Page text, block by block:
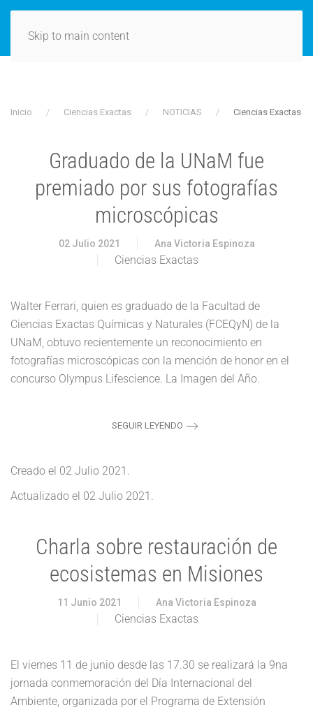
Skip to main content
Inicio Ciencias Exactas NOTICIAS Ciencias Exactas
Graduado de la UNaM fue
premiado por sus fotografías
microscópicas
02 Julio 2021 Ana Victoria Espinoza
Ciencias Exactas
Walter Ferrari, quien es graduado de la Facultad de
Ciencias Exactas Químicas y Naturales (FCEQyN) de la
UNaM, obtuvo recientemente un reconocimiento en
fotografías microscópicas con la mención de honor en el
concurso Olympus Lifescience. La Imagen del Año.
SEGUIR LEYENDO
Creado el 02 Julio 2021 .
Actualizado el 02 Julio 2021 .
Charla sobre restauración de
ecosistemas en Misiones
11 Junio 2021 Ana Victoria Espinoza
Ciencias Exactas
El viernes 11 de junio desde las 17.30 se realizará la 9na
jornada conmemoración del Día Internacional del
Ambiente, organizada por el Programa de Extensión